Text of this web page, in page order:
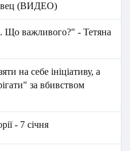
(ВИДЕО)
Що важливого?" - Тетяна
на себе ініціативу, а
за вбивством
- 7 січня